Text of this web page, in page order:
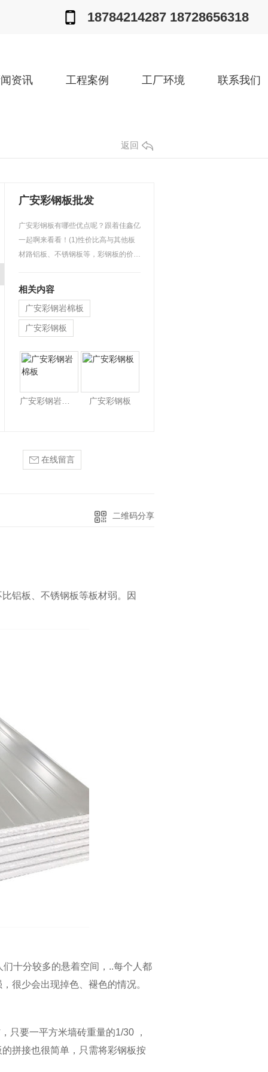
18784214287 18728656318
资讯 工程案例 工厂环境 联系我们
返回
广安彩钢板批发
广安彩钢板有哪些优点呢？跟着佳鑫亿
一起啊来看看！(1)性价比高与其他板
材路铝板、不锈钢板等，彩钢板的价格
相关内容
广安彩钢岩棉板
广安彩钢板
广安彩钢岩棉板 广安彩钢板
在线留言
二维码分享
铝板、不锈钢板等板材弱。因
十分较多的悬着空间，..每个人都
很少会出现掉色、褪色的情况。
要一平方米墙砖重量的1/30 ，
拼接也很简单，只需将彩钢板按